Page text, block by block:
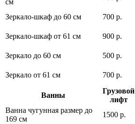
см
Зеркало-шкаф до 60 см
700 р.
Зеркало-шкаф от 61 см
900 р.
Зеркало до 60 см
500 р.
Зеркало от 61 см
700 р.
Ванны
Грузовой
лифт
Ванна чугунная размер до
169 см
1500 р.